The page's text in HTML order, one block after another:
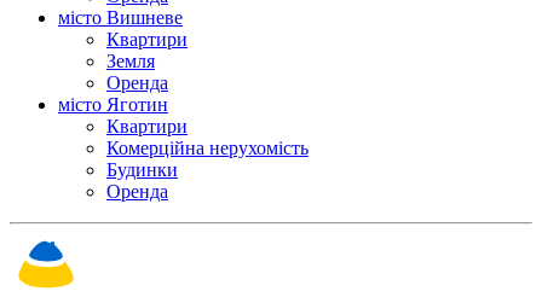
місто Вишневе
Квартири
Земля
Оренда
місто Яготин
Квартири
Комерційна нерухомість
Будинки
Оренда